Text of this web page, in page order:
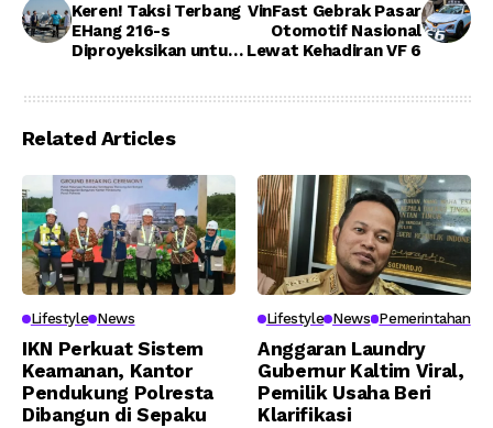
Keren! Taksi Terbang
EHang 216-s
Diproyeksikan untuk
VinFast Gebrak Pasar
Otomotif Nasional
Lewat Kehadiran VF 6
Related Articles
Lifestyle News
IKN Perkuat Sistem
Keamanan, Kantor
Pendukung Polresta
Dibangun di Sepaku
Lifestyle News Pemerintahan
Anggaran Laundry
Gubernur Kaltim Viral,
Pemilik Usaha Beri
Klarifikasi